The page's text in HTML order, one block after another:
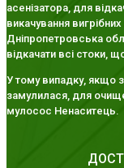
асенізатора, для
викачування
Дніпропетровська
відкачати всі стоки,
У тому випадку, якщо
замулилася, для
мулосос Ненаситець.